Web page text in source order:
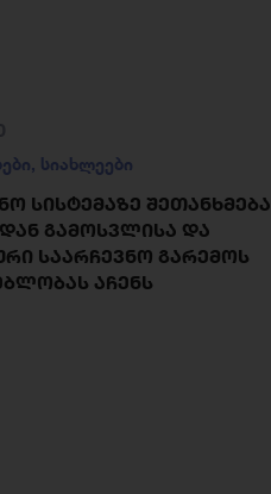
, სიახლეები
ᲡᲘᲡᲢᲔᲛᲐᲖᲔ ᲨᲔᲗᲐᲜᲮᲛᲔᲑᲐ
ᲒᲐᲛᲝᲡᲕᲚᲘᲡᲐ ᲓᲐ
ᲡᲐᲐᲠᲩᲔᲕᲜᲝ ᲒᲐᲠᲔᲛᲝᲡ
ᲐᲩᲔᲜᲡ